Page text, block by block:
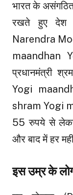
भारत के
रखते हुए देश
Narendra
maandhan
प्रधानमंत्री
Yogi
shram Yogi
55 रुपये से
और बाद में हर
इस उम्र के